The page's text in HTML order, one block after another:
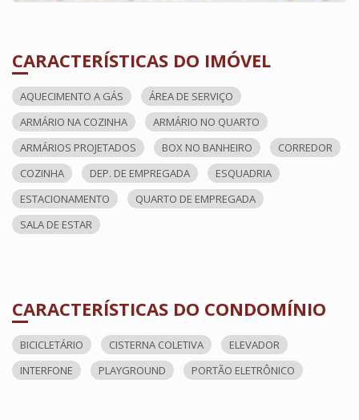
CARACTERÍSTICAS DO IMÓVEL
AQUECIMENTO A GÁS
ÁREA DE SERVIÇO
ARMÁRIO NA COZINHA
ARMÁRIO NO QUARTO
ARMÁRIOS PROJETADOS
BOX NO BANHEIRO
CORREDOR
COZINHA
DEP. DE EMPREGADA
ESQUADRIA
ESTACIONAMENTO
QUARTO DE EMPREGADA
SALA DE ESTAR
CARACTERÍSTICAS DO CONDOMÍNIO
BICICLETÁRIO CISTERNA COLETIVA
ELEVADOR
INTERFONE
PLAYGROUND PORTÃO ELETRÔNICO